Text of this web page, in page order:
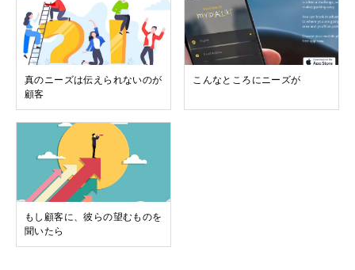
真のニーズは伝えられないのが
顧客
こんなところにニーズが
もし顧客に、彼らの望むものを
聞いたら